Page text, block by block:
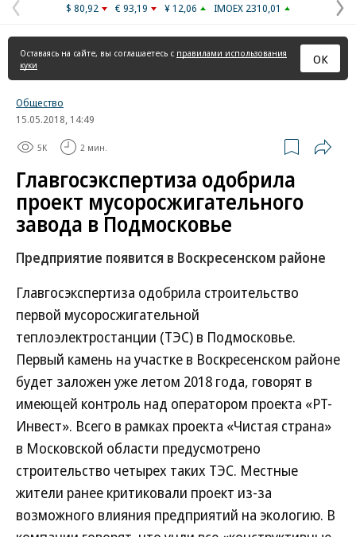
Предыдущая
страница
$ 80,92 € 93,19 ¥ 12,06 IMOEX 2310,01
Оставаясь на сайте, вы соглашаетесь с правилами использования
куки
ОК
Общество
15.05.2018, 14:49
5K 2 мин.
Главгосэкспертиза одобрила
проект мусоросжигательного
завода в Подмосковье
Предприятие появится в Воскресенском районе
Главгосэкспертиза одобрила строительство
первой мусоросжигательной
теплоэлектростанции (ТЭС) в Подмосковье.
Первый камень на участке в Воскресенском районе
будет заложен уже летом 2018 года, говорят в
имеющей контроль над оператором проекта «РТ-
Инвест». Всего в рамках проекта «Чистая страна»
в Московской области предусмотрено
строительство четырех таких ТЭС. Местные
жители ранее критиковали проект из-за
возможного влияния предприятий на экологию. В